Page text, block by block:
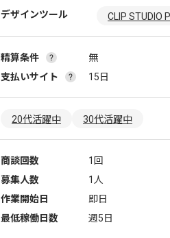
デザインツール CLIP STUDIO
精算条件
無
支払いサイト
15日
20代活躍中 30代活躍中
商談回数
1回
募集人数
1人
作業開始日
即日
最低稼働日数
週5日